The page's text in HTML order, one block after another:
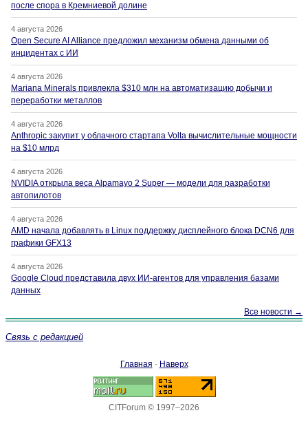
после спора в Кремниевой долине
4 августа 2026
Open Secure AI Alliance предложил механизм обмена данными об
инцидентах с ИИ
4 августа 2026
Mariana Minerals привлекла $310 млн на автоматизацию добычи и
переработки металлов
4 августа 2026
Anthropic закупит у облачного стартапа Volta вычислительные мощности
на $10 млрд
4 августа 2026
NVIDIA открыла веса Alpamayo 2 Super — модели для разработки
автопилотов
4 августа 2026
AMD начала добавлять в Linux поддержку дисплейного блока DCN6 для
графики GFX13
4 августа 2026
Google Cloud представила двух ИИ-агентов для управления базами
данных
Все новости →
Связь с редакцией
Главная · Наверх
CITForum © 1997–2026